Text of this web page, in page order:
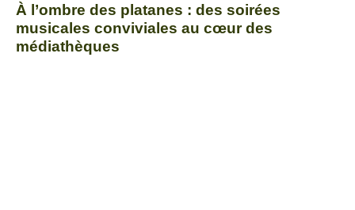
À l’ombre des platanes : des soirées
musicales conviviales au cœur des
médiathèques